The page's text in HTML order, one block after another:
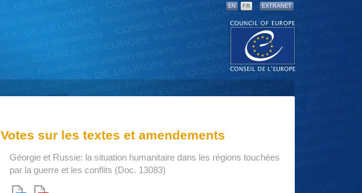
EN FR EXTRANET
Votes sur les textes et amendements
Géorgie et Russie: la situation humanitaire dans les régions touchées
par la guerre et les conflits (Doc. 13083)